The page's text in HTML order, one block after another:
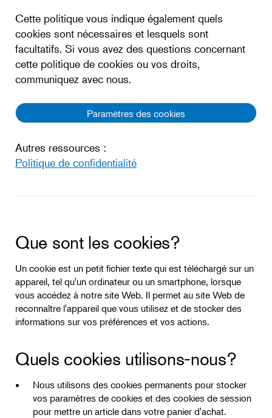
Cette politique vous indique également quels
cookies sont nécessaires et lesquels sont
facultatifs. Si vous avez des questions concernant
cette politique de cookies ou vos droits,
communiquez avec nous.
Paramètres des cookies
Autres ressources :
Politique de confidentialité
Que sont les cookies?
Un cookie est un petit fichier texte qui est téléchargé sur un
appareil, tel qu'un ordinateur ou un smartphone, lorsque
vous accédez à notre site Web. Il permet au site Web de
reconnaître l'appareil que vous utilisez et de stocker des
informations sur vos préférences et vos actions.
Quels cookies utilisons-nous?
Nous utilisons des cookies permanents pour stocker
vos paramètres de cookies et des cookies de session
pour mettre un article dans votre panier d'achat.